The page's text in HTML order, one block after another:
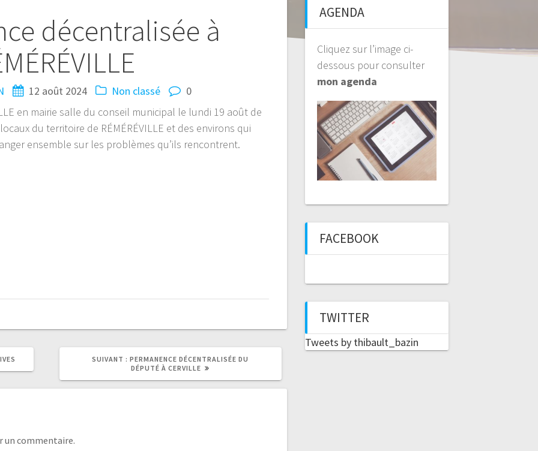
décentralisée à
12 août 2024 Non classé
0
en mairie salle du conseil municipal le lundi 19 août de
du territoire de RÉMÉRÉVILLE et des environs qui
ensemble sur les problèmes qu’ils rencontrent.
SUIVANT : PERMANENCE DÉCENTRALISÉE DU
DÉPUTÉ À CERVILLE
un commentaire.
AGENDA
Cliquez sur l’image ci-
dessous pour consulter
mon agenda
FACEBOOK
TWITTER
Tweets by thibault_bazin